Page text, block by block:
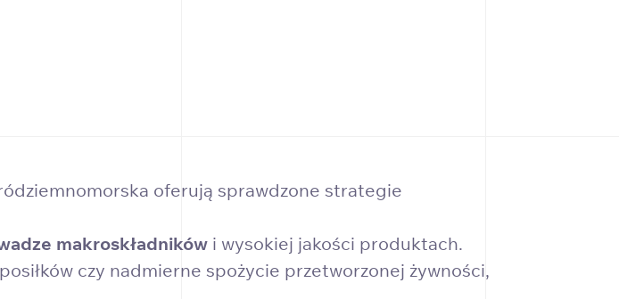
oferują sprawdzone strategie
makroskładników i wysokiej jakości produktach.
czy nadmierne spożycie przetworzonej żywności,